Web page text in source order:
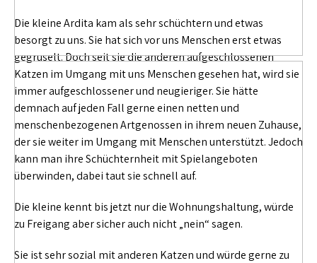
Die kleine Ardita kam als sehr schüchtern und etwas
besorgt zu uns. Sie hat sich vor uns Menschen erst etwas
gegruselt. Doch seit sie die anderen aufgeschlossenen
Katzen im Umgang mit uns Menschen gesehen hat, wird sie
immer aufgeschlossener und neugieriger. Sie hätte
demnach auf jeden Fall gerne einen netten und
menschenbezogenen Artgenossen in ihrem neuen Zuhause,
der sie weiter im Umgang mit Menschen unterstützt. Jedoch
kann man ihre Schüchternheit mit Spielangeboten
überwinden, dabei taut sie schnell auf.
Die kleine kennt bis jetzt nur die Wohnungshaltung, würde
zu Freigang aber sicher auch nicht „nein“ sagen.
Sie ist sehr sozial mit anderen Katzen und würde gerne zu